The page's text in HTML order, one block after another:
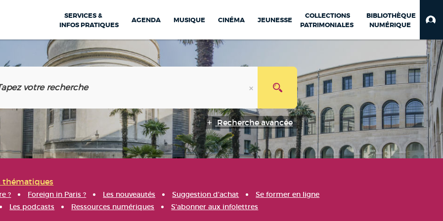
SERVICES &
INFOS PRATIQUES
AGENDA MUSIQUE CINÉMA JEUNESSE
COLLECTIONS
PATRIMONIALES
BIBLIOTHÈQUE
NUMÉRIQUE
Recherche avancée
thématiques
? Foreign in Paris ? Les nouveautés Suggestion d'achat
Se former en ligne
Les podcasts Ressources numériques S'abonner aux infolettres